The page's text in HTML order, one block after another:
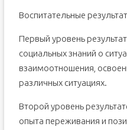
Воспитательные
Первый уровень
социальных знаний о
взаимоотношения,
различных ситуациях.
Второй уровень
опыта переживания и